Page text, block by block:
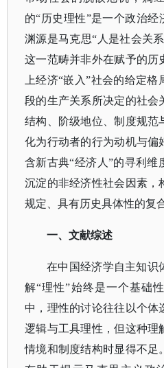
的“历史理性”是一个政治经
渊源是马克思“人是社会关
这一范畴并非外在赋予的历
上经济“嵌入”社会的给定
段的生产关系所决定的社会
结构、阶级地位、制度规范
化为行动者的行为动机与偏
含新古典“经济人”的寻利维
沉淀的非经济性社会因素，
规定、具有历史具体性的复
一、文献综述
在中国经济学自主知识
解“理性”始终是一个基础
中，理性的讨论往往以个体
逻辑与工具理性，但这种理
情境和制度结构时显得不足